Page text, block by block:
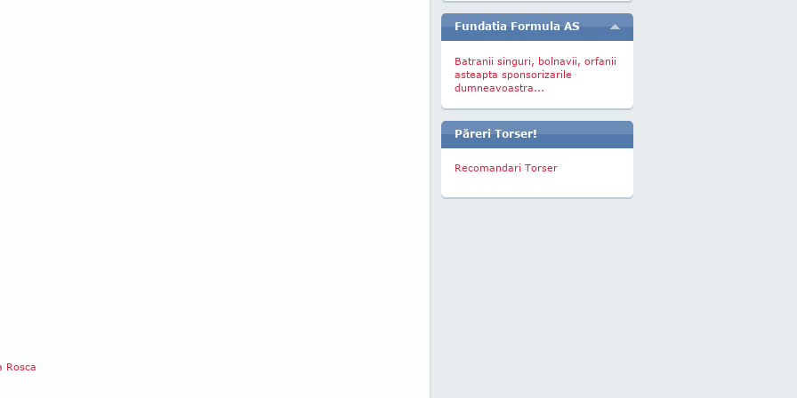
Rosca
Fundatia Formula AS
Batranii singuri, bolnavii, orfanii
asteapta sponsorizarile
dumneavoastra...
Păreri Torser!
Recomandari Torser